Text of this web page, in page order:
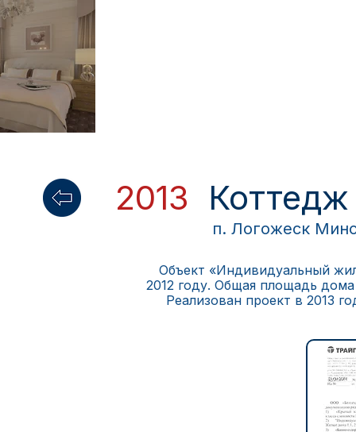
2013 Коттедж
п. Логожеск
Объект «Индивидуальный
2012 году. Общая площадь
Реализован проект в 2013